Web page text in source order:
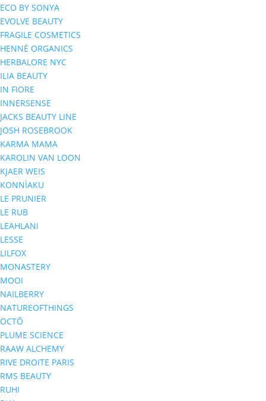
ECO BY SONYA
EVOLVE BEAUTY
FRAGILE COSMETICS
HENNÉ ORGANICS
HERBALORE NYC
ILIA BEAUTY
IN FIORE
INNERSENSE
JACKS BEAUTY LINE
JOSH ROSEBROOK
KARMA MAMA
KAROLIN VAN LOON
KJAER WEIS
KONNÌAKU
LE PRUNIER
LE RUB
LEAHLANI
LESSE
LILFOX
MONASTERY
MOOI
NAILBERRY
NATUREOFTHINGS
OCTŌ
PLUME SCIENCE
RAAW ALCHEMY
RIVE DROITE PARIS
RMS BEAUTY
RUHI